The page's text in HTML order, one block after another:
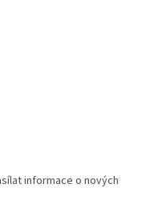
informace o nových